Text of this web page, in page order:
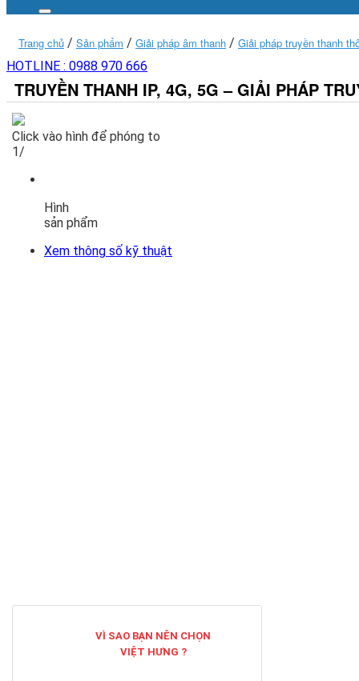
Trang chủ / Sản phẩm / Giải pháp âm thanh / Giải pháp truyền thanh
HOTLINE : 0988 970 666
TRUYỀN THANH IP, 4G, 5G – GIẢI PHÁP
Click vào hình để phóng to
1/
Hình
sản phẩm
Xem thông số kỹ thuật
VÌ SAO BẠN NÊN CHỌN
VIỆT HƯNG ?